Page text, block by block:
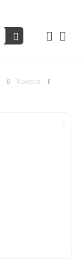
Кресла